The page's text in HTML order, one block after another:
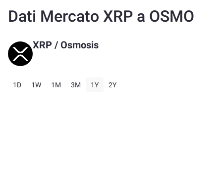
Dati Mercato XRP a OSMO
XRP / Osmosis
1D 1W 1M 3M 1Y 2Y